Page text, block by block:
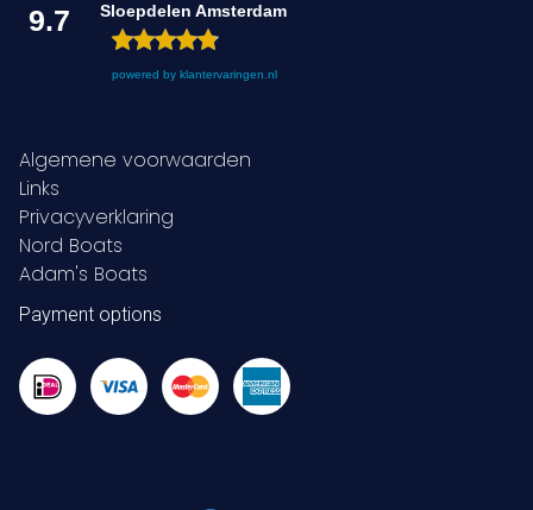
9.7 Sloepdelen Amsterdam
powered by klantervaringen.nl
Algemene voorwaarden
Links
Privacyverklaring
Nord Boats
Adam's Boats
Payment options